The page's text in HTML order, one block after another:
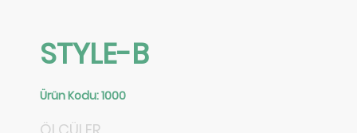
STYLE-B
Ürün Kodu: 1000